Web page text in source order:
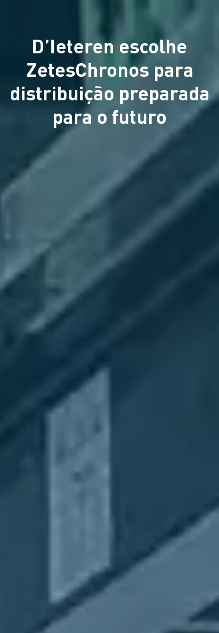
D’Ieteren escolhe
ZetesChronos para
distribuição preparada
para o futuro